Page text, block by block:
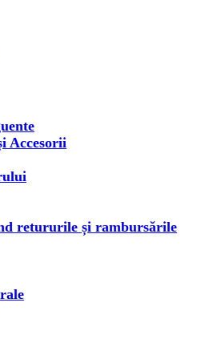
Accesorii
retururile și rambursările